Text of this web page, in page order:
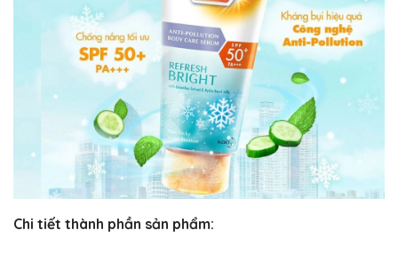
Chi tiết thành phần sản phẩm: